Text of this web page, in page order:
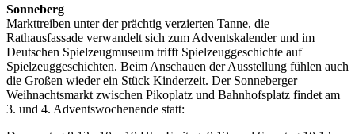
Sonneberg
Markttreiben unter der prächtig verzierten Tanne, die
Rathausfassade verwandelt sich zum Adventskalender und im
Deutschen Spielzeugmuseum trifft Spielzeuggeschichte auf
Spielzeuggeschichten. Beim Anschauen der Ausstellung fühlen auch
die Großen wieder ein Stück Kinderzeit. Der Sonneberger
Weihnachtsmarkt zwischen Pikoplatz und Bahnhofsplatz findet am
3. und 4. Adventswochenende statt: